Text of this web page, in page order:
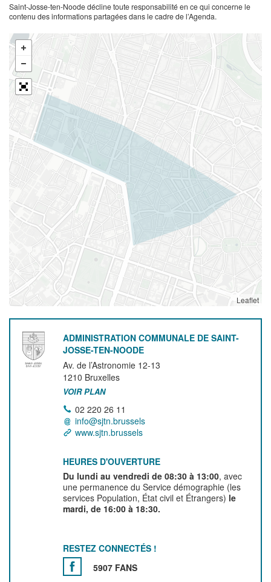
Saint-Josse-ten-Noode décline toute responsabilité en ce qui concerne le
contenu des informations partagées dans le cadre de l’Agenda.
Leaflet
ADMINISTRATION COMMUNALE DE SAINT-
JOSSE-TEN-NOODE
Av. de l’Astronomie 12-13
1210 Bruxelles
VOIR PLAN
02 220 26 11
info@sjtn.brussels
www.sjtn.brussels
HEURES D'OUVERTURE
Du lundi au vendredi de 08:30 à 13:00, avec
une permanence du Service démographie (les
services Population, État civil et Étrangers) le
mardi, de 16:00 à 18:30.
RESTEZ CONNECTÉS !
5907 FANS